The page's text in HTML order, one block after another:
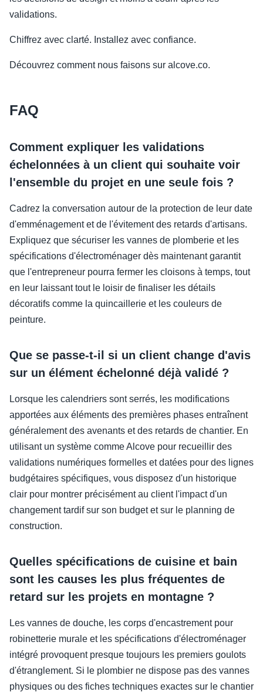
validations.
Chiffrez avec clarté. Installez avec confiance.
Découvrez comment nous faisons sur alcove.co.
FAQ
Comment expliquer les validations
échelonnées à un client qui souhaite voir
l'ensemble du projet en une seule fois ?
Cadrez la conversation autour de la protection de leur date
d'emménagement et de l'évitement des retards d'artisans.
Expliquez que sécuriser les vannes de plomberie et les
spécifications d'électroménager dès maintenant garantit
que l'entrepreneur pourra fermer les cloisons à temps, tout
en leur laissant tout le loisir de finaliser les détails
décoratifs comme la quincaillerie et les couleurs de
peinture.
Que se passe-t-il si un client change d'avis
sur un élément échelonné déjà validé ?
Lorsque les calendriers sont serrés, les modifications
apportées aux éléments des premières phases entraînent
généralement des avenants et des retards de chantier. En
utilisant un système comme Alcove pour recueillir des
validations numériques formelles et datées pour des lignes
budgétaires spécifiques, vous disposez d'un historique
clair pour montrer précisément au client l'impact d'un
changement tardif sur son budget et sur le planning de
construction.
Quelles spécifications de cuisine et bain
sont les causes les plus fréquentes de
retard sur les projets en montagne ?
Les vannes de douche, les corps d'encastrement pour
robinetterie murale et les spécifications d'électroménager
intégré provoquent presque toujours les premiers goulots
d'étranglement. Si le plombier ne dispose pas des vannes
physiques ou des fiches techniques exactes sur le chantier